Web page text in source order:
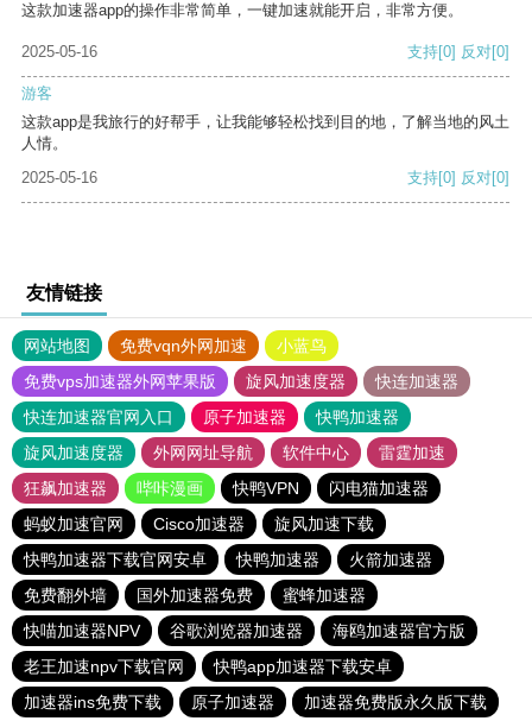
这款加速器app的操作非常简单，一键加速就能开启，非常方便。
2025-05-16 支持[0] 反对[0]
游客
这款app是我旅行的好帮手，让我能够轻松找到目的地，了解当地的风土
人情。
2025-05-16
支持[0] 反对[0]
友情链接
网站地图 免费vqn外网加速
小蓝鸟
免费vps加速器外网苹果版
旋风加速度器
快连加速器
快连加速器官网入口
原子加速器
快鸭加速器
旋风加速度器
外网网址导航 软件中心
雷霆加速
狂飙加速器
哔咔漫画 快鸭VPN
闪电猫加速器
蚂蚁加速官网
Cisco加速器
旋风加速下载
快鸭加速器下载官网安卓
快鸭加速器
火箭加速器
免费翻外墙
国外加速器免费
蜜蜂加速器
快喵加速器NPV
谷歌浏览器加速器
海鸥加速器官方版
老王加速npv下载官网
快鸭app加速器下载安卓
加速器ins免费下载
原子加速器 加速器免费版永久版下载